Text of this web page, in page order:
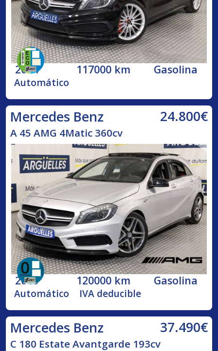
2014 117000 km Gasolina
Automático
Mercedes Benz 24.800€
A 45 AMG 4Matic 360cv
2013 120000 km Gasolina
Automático IVA deducible
Mercedes Benz 37.490€
C 180 Estate Avantgarde 193cv